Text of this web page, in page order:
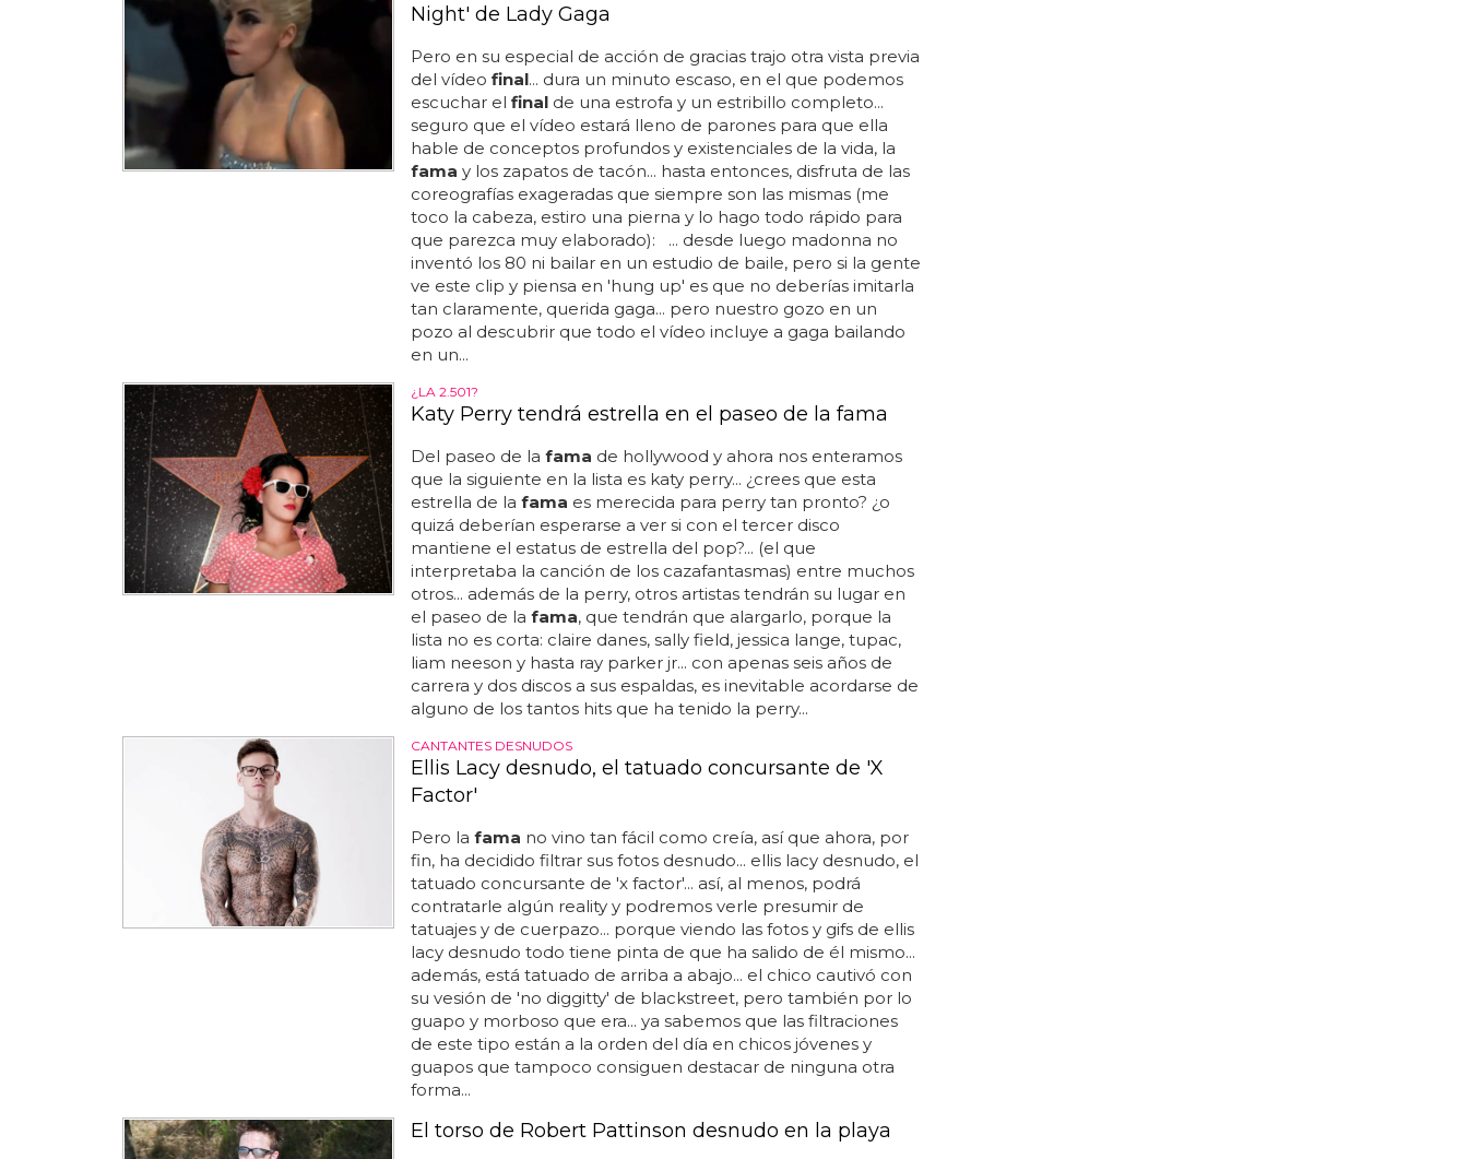
Night' de Lady Gaga
Pero en su especial de acción de gracias trajo otra vista previa
del vídeo final... dura un minuto escaso, en el que podemos
escuchar el finalde una estrofa y un estribillo completo...
seguro que el vídeo estará lleno de parones para que ella
hable de conceptos profundos y existenciales de la vida, la
fama y los zapatos de tacón... hasta entonces, disfruta de las
coreografías exageradas que siempre son las mismas (me
toco la cabeza, estiro una pierna y lo hago todo rápido para
que parezca muy elaborado): ... desde luego madonna no
inventó los 80 ni bailar en un estudio de baile, pero si la gente
ve este clip y piensa en 'hung up' es que no deberías imitarla
tan claramente, querida gaga... pero nuestro gozo en un
pozo al descubrir que todo el vídeo incluye a gaga bailando
en un...
¿LA 2.501?
Katy Perry tendrá estrella en el paseo de la fama
Del paseo de la fama de hollywood y ahora nos enteramos
que la siguiente en la lista es katy perry... ¿crees que esta
estrella de la fama es merecida para perry tan pronto? ¿o
quizá deberían esperarse a ver si con el tercer disco
mantiene el estatus de estrella del pop?... (el que
interpretaba la canción de los cazafantasmas) entre muchos
otros... además de la perry, otros artistas tendrán su lugar en
el paseo de la fama, que tendrán que alargarlo, porque la
lista no es corta: claire danes, sally field, jessica lange, tupac,
liam neeson y hasta ray parker jr... con apenas seis años de
carrera y dos discos a sus espaldas, es inevitable acordarse de
alguno de los tantos hits que ha tenido la perry...
CANTANTES DESNUDOS
Ellis Lacy desnudo, el tatuado concursante de 'X
Factor'
Pero la fama no vino tan fácil como creía, así que ahora, por
fin, ha decidido filtrar sus fotos desnudo... ellis lacy desnudo, el
tatuado concursante de 'x factor'... así, al menos, podrá
contratarle algún reality y podremos verle presumir de
tatuajes y de cuerpazo... porque viendo las fotos y gifs de ellis
lacy desnudo todo tiene pinta de que ha salido de él mismo...
además, está tatuado de arriba a abajo... el chico cautivó con
su vesión de 'no diggitty' de blackstreet, pero también por lo
guapo y morboso que era... ya sabemos que las filtraciones
de este tipo están a la orden del día en chicos jóvenes y
guapos que tampoco consiguen destacar de ninguna otra
forma...
El torso de Robert Pattinson desnudo en la playa